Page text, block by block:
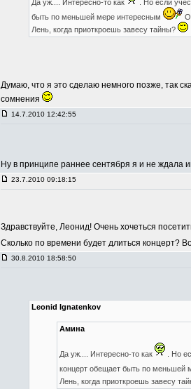
Да уж.... Интересно-то как
. Но если
быть по меньшей мере интересным
Лень, когда приоткроешь завесу тайны?
Думаю, что я это сделаю немного позже, так
сомнения
14.7.2010 12:42:55
Ну в принципе раннее сентября я и не
23.7.2010 09:18:15
Здравствуйте, Леонид! Очень хочеться
Сколько по времени будет длиться концерт?
30.8.2010 18:58:50
Leonid Ignatenkov
Амина
Да уж.... Интересно-то как
. Но
концерт обещает быть по меньшей
Лень, когда приоткроешь завесу